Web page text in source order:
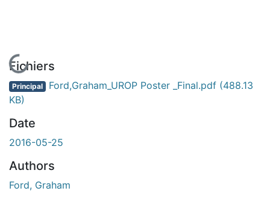
En cours de chargement...
Fichiers
Principal Ford,Graham_UROP Poster _Final.pdf (488.13
KB)
Date
2016-05-25
Authors
Ford, Graham